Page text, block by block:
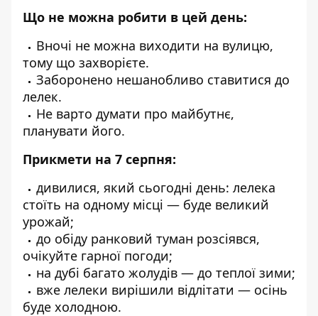
Що не можна робити в цей день:
Вночі не можна виходити на вулицю,
тому що захворієте.
Заборонено нешанобливо ставитися до
лелек.
Не варто думати про майбутнє,
планувати його.
Прикмети на 7 серпня:
дивилися, який сьогодні день: лелека
стоїть на одному місці — буде великий
урожай;
до обіду ранковий туман розсіявся,
очікуйте гарної погоди;
на дубі багато жолудів — до теплої зими;
вже лелеки вирішили відлітати — осінь
буде холодною.